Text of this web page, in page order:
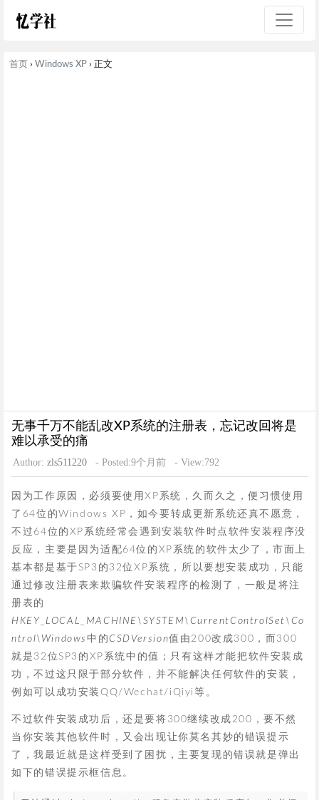
首页 › Windows XP › 正文
无事千万不能乱改XP系统的注册表，忘记改回将是
难以承受的痛
Author: zls511220 - Posted:9个月前 - View:792
因为工作原因，必须要使用XP系统，久而久之，便习惯使用
了64位的Windows XP，如今要转成更新系统还真不愿意，
不过64位的XP系统经常会遇到安装软件时点软件安装程序没
反应，主要是因为适配64位的XP系统的软件太少了，市面上
基本都是基于SP3的32位XP系统，所以要想安装成功，只能
通过修改注册表来欺骗软件安装程序的检测了，一般是将注
册表的
HKEY_LOCAL_MACHINE\SYSTEM\CurrentControlSet\Co
ntrol\Windows 中的CSDVersion值由200改成300，而300
就是32位SP3的XP系统中的值；只有这样才能把软件安装成
功，不过这只限于部分软件，并不能解决任何软件的安装，
例如可以成功安装QQ/Wechat/iQiyi等。
不过软件安装成功后，还是要将300继续改成200，要不然
当你安装其他软件时，又会出现让你莫名其妙的错误提示
了，我最近就是这样受到了困扰，主要复现的错误就是弹出
如下的错误提示框信息。